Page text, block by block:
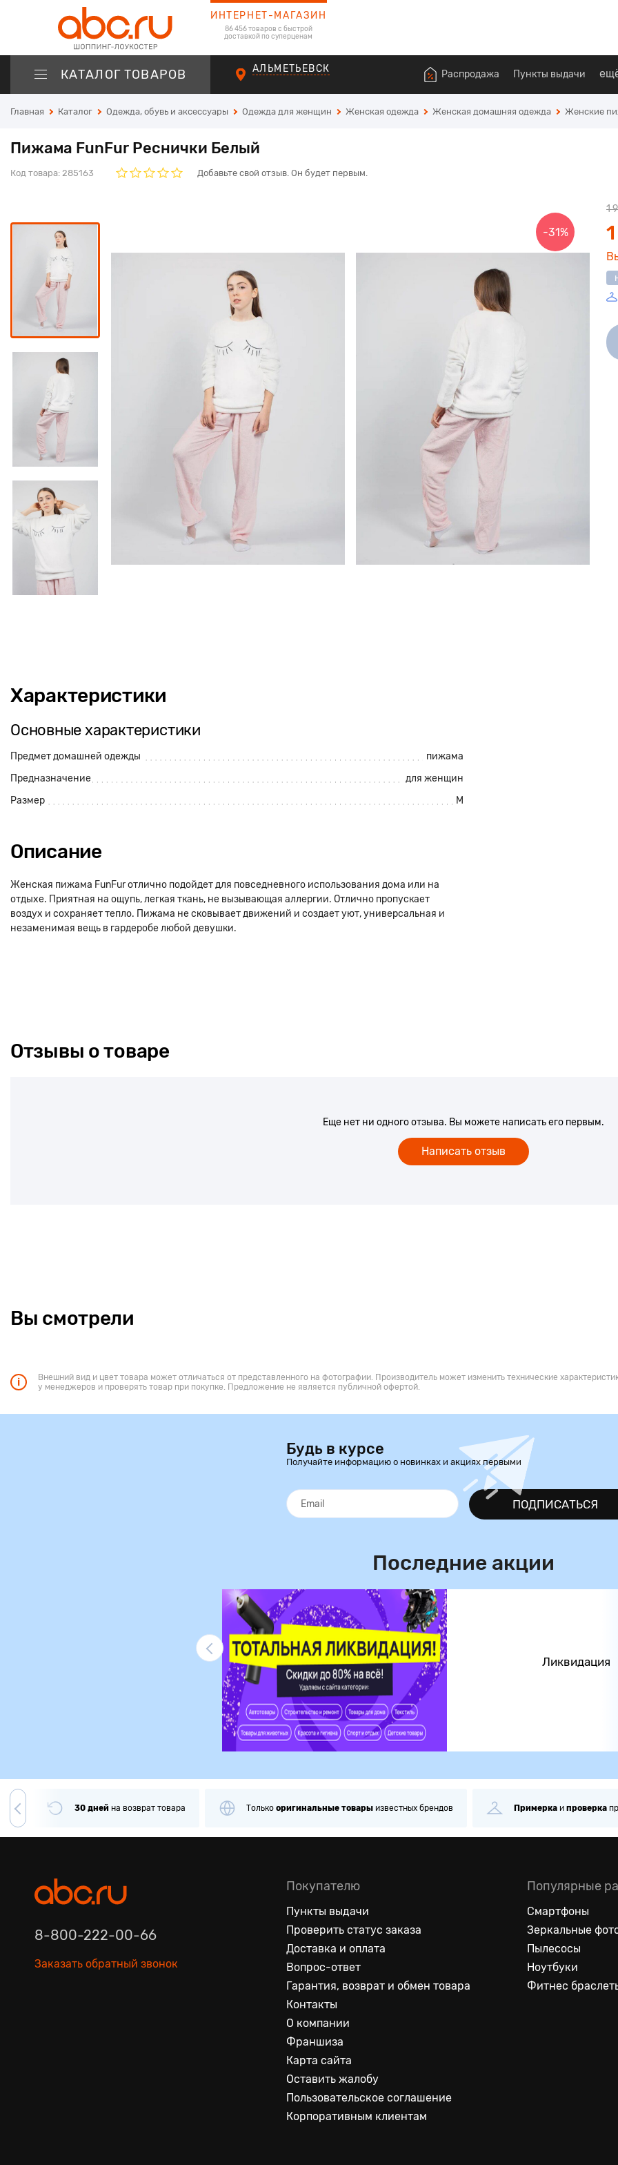
ИНТЕРНЕТ-МАГАЗИН
86 456 товаров с быстрой
доставкой по суперценам
КАТАЛОГ ТОВАРОВ АЛЬМЕТЬЕВСК Распродажа Пункты выдачи
Главная Каталог Одежда, обувь и аксессуары Одежда для женщин Женская одежда Женская домашняя одежда Женские
Пижама FunFur Реснички Белый
Код товара: 285163 Добавьте свой отзыв. Он будет первым.
-31%
1
Характеристики
Основные характеристики
Предмет домашней одежды
пижама
Предназначение
для женщин
Размер
M
Описание
Женская пижама FunFur отлично подойдет для повседневного использования дома или на
отдыхе. Приятная на ощупь, легкая ткань, не вызывающая аллергии. Отлично пропускает
воздух и сохраняет тепло. Пижама не сковывает движений и создает уют, универсальная и
незаменимая вещь в гардеробе любой девушки.
Отзывы о товаре
Еще нет ни одного отзыва. Вы можете написать его первым.
Написать отзыв
Вы смотрели
Внешний вид и цвет товара может отличаться от представленного на фотографии. Производитель может изменить технические
у менеджеров и проверять товар при покупке. Предложение не является публичной офертой.
Будь в курсе
Получайте информацию о новинках и акциях первыми
ПОДПИСАТЬСЯ
Последние акции
Ликвидация
30 дней на возврат товара Только оригинальные товары известных брендов Примерка и проверка
8-800-222-00-66
Заказать обратный звонок
Покупателю
Пункты выдачи
Проверить статус заказа
Доставка и оплата
Вопрос-ответ
Гарантия, возврат и обмен товара
Контакты
О компании
Франшиза
Карта сайта
Оставить жалобу
Пользовательское соглашение
Корпоративным клиентам
Популярные
Смартфоны
Зеркальные
Пылесосы
Ноутбуки
Фитнес